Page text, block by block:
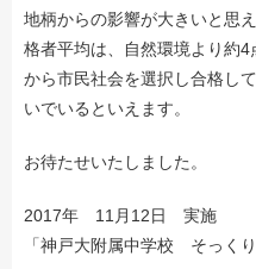
地柄からの影響が大きいと思
格者平均は、自然環境より約
から市民社会を選択し合格し
いでいるといえます。
お待たせいたしました。
2017年 11月12日 実施
「神戸大附属中学校 そっくり